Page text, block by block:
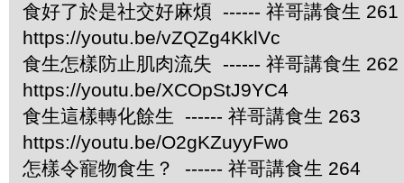
食好了於是社交好麻煩 ------ 祥哥講食生 261
https://youtu.be/vZQZg4KklVc
食生怎樣防止肌肉流失 ------ 祥哥講食生 262
https://youtu.be/XCOpStJ9YC4
食生這樣轉化餘生 ------ 祥哥講食生 263
https://youtu.be/O2gKZuyyFwo
怎樣令寵物食生？ ------ 祥哥講食生 264